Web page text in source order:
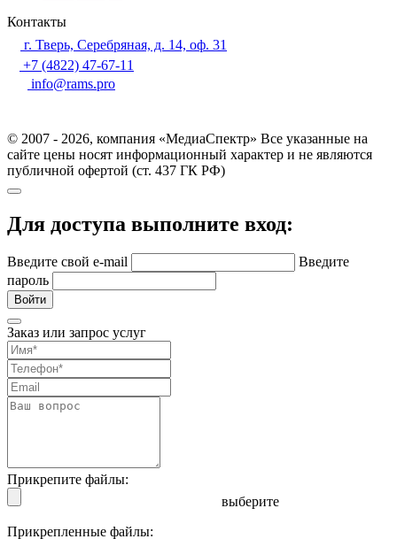
Контакты
г. Тверь, Серебряная, д. 14, оф. 31
+7 (4822) 47-67-11
info@rams.pro
© 2007 - 2026, компания «МедиаСпектр» Все указанные на
сайте цены носят информационный характер и не являются
публичной офертой (ст. 437 ГК РФ)
Для доступа выполните вход:
Введите свой e-mail
Введите
пароль
Войти
Заказ или запрос услуг
Прикрепите файлы:
выберите
Прикрепленные файлы: